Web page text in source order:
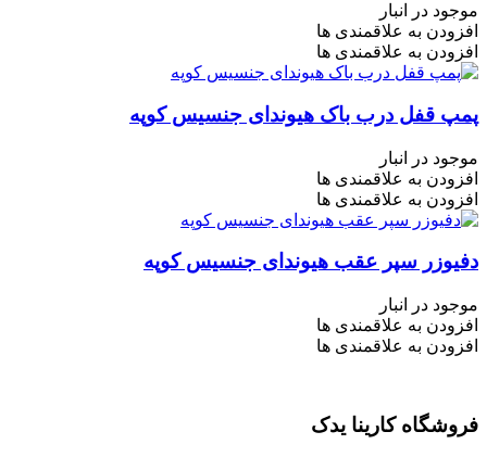
موجود در انبار
افزودن به علاقمندی ها
افزودن به علاقمندی ها
پمپ قفل درب باک هیوندای جنسیس کوپه
موجود در انبار
افزودن به علاقمندی ها
افزودن به علاقمندی ها
دفیوزر سپر عقب هیوندای جنسیس کوپه
موجود در انبار
افزودن به علاقمندی ها
افزودن به علاقمندی ها
فروشگاه کارینا یدک